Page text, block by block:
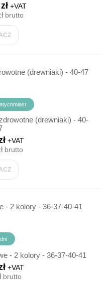
+VAT
brutto
(drewniaki) - 40-47
+VAT
brutto
- 2 kolory - 36-37-40-41
+VAT
brutto